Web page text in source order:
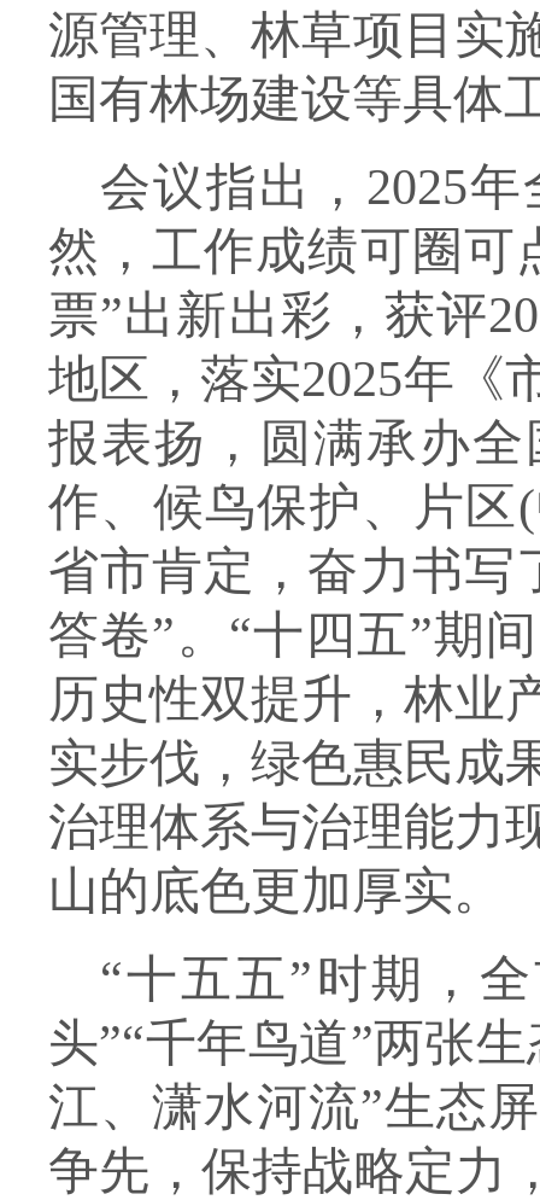
源管理、林草项目实
国有林场建设等具体
会议指出， 2025
然，工作成绩可圈可
票”出新出彩，获评
地区，落实2025年《
报表扬，圆满承办
作、候鸟保护、片区
省市肯定，奋力书写
答卷”。 “十四五”期
历史性双提升，林业
实步伐，绿色惠民成
治理体系与治理能力
山的底色更加厚实。
“十五五”时期，
头”“千年鸟道”两张
江、潇水河流”生态
争先，保持战略定力